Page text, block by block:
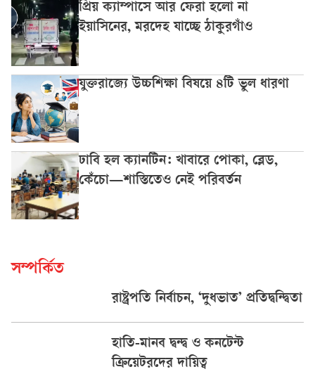
প্রিয় ক্যাম্পাসে আর ফেরা হলো না
ইয়াসিনের, মরদেহ যাচ্ছে ঠাকুরগাঁও
যুক্তরাজ্যে উচ্চশিক্ষা বিষয়ে ৪টি ভুল ধারণা
ঢাবি হল ক্যানটিন: খাবারে পোকা, ব্লেড,
কেঁচো—শাস্তিতেও নেই পরিবর্তন
সম্পর্কিত
রাষ্ট্রপতি নির্বাচন, ‘দুধভাত’ প্রতিদ্বন্দ্বিতা
হাতি-মানব দ্বন্দ্ব ও কনটেন্ট
ক্রিয়েটরদের দায়িত্ব